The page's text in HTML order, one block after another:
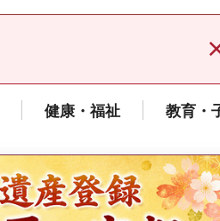
健康・福祉 教育・